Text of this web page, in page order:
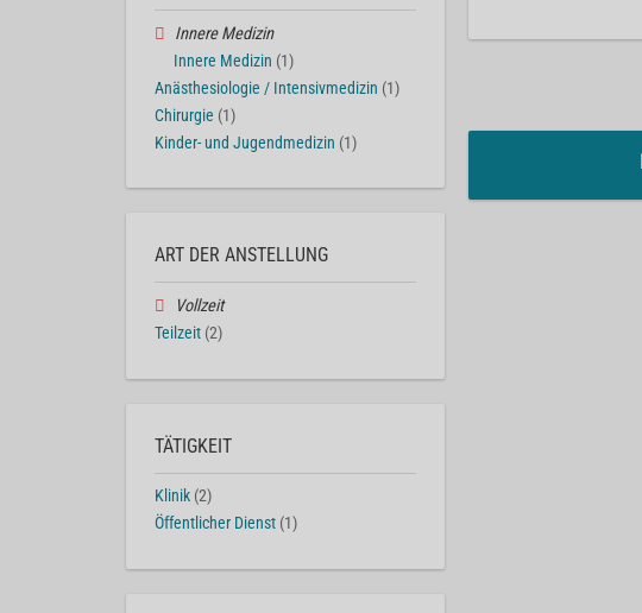
Innere Medizin
Innere Medizin (1)
Anästhesiologie / Intensivmedizin (1)
Chirurgie (1)
Kinder- und Jugendmedizin (1)
ART DER ANSTELLUNG
Vollzeit
Teilzeit (2)
TÄTIGKEIT
Klinik (2)
Öffentlicher Dienst (1)